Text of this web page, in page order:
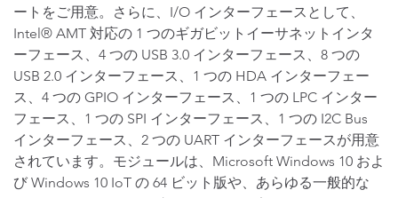
ートをご用意。さらに、I/O インターフェースとして、
Intel® AMT 対応の 1 つのギガビットイーサネットインタ
ーフェース、4 つの USB 3.0 インターフェース、8 つの
USB 2.0 インターフェース、1 つの HDA インターフェー
ス、4 つの GPIO インターフェース、1 つの LPC インター
フェース、1 つの SPI インターフェース、1 つの I2C Bus
インターフェース、2 つの UART インターフェースが用意
されています。モジュールは、Microsoft Windows 10 およ
び Windows 10 IoT の 64 ビット版や、あらゆる一般的な